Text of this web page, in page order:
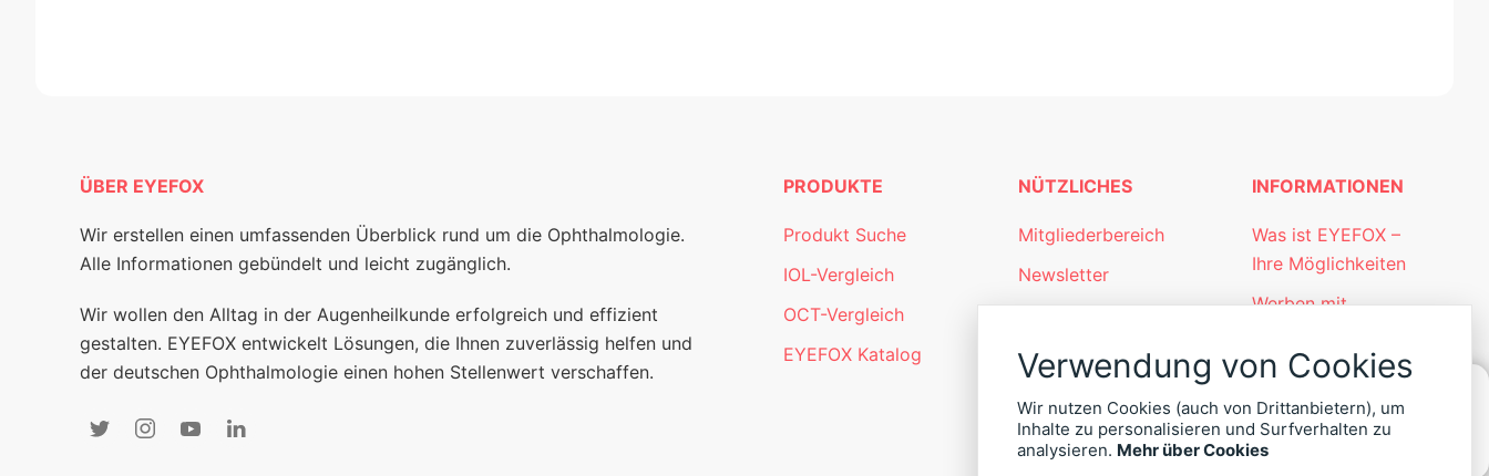
ÜBER EYEFOX
Wir erstellen einen umfassenden Überblick rund um die Ophthalmologie.
Alle Informationen gebündelt und leicht zugänglich.
Wir wollen den Alltag in der Augenheilkunde erfolgreich und effizient
gestalten. EYEFOX entwickelt Lösungen, die Ihnen zuverlässig helfen und
der deutschen Ophthalmologie einen hohen Stellenwert verschaffen.
PRODUKTE
Produkt Suche
IOL-Vergleich
OCT-Vergleich
EYEFOX Katalog
NÜTZLICHES
Mitgliederbereich
Newsletter
INFORMATIONEN
Was ist EYEFOX –
Ihre Möglichkeiten
Werben mit
Kontakt
Datenschutz
Impressum
Verwendung von Cookies
Wir nutzen Cookies (auch von Drittanbietern), um
Inhalte zu personalisieren und Surfverhalten zu
analysieren. Mehr über Cookies